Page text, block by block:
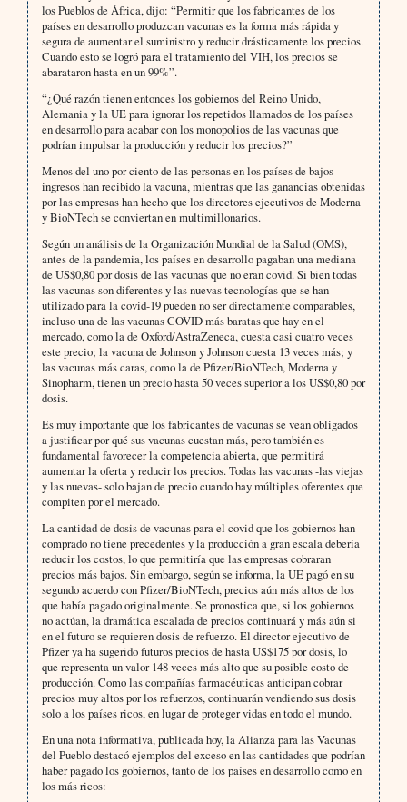
los Pueblos de África, dijo: “Permitir que los fabricantes de los
países en desarrollo produzcan vacunas es la forma más rápida y
segura de aumentar el suministro y reducir drásticamente los precios.
Cuando esto se logró para el tratamiento del VIH, los precios se
abarataron hasta en un 99%”.
“¿Qué razón tienen entonces los gobiernos del Reino Unido,
Alemania y la UE para ignorar los repetidos llamados de los países
en desarrollo para acabar con los monopolios de las vacunas que
podrían impulsar la producción y reducir los precios?”
Menos del uno por ciento de las personas en los países de bajos
ingresos han recibido la vacuna, mientras que las ganancias obtenidas
por las empresas han hecho que los directores ejecutivos de Moderna
y BioNTech se conviertan en multimillonarios.
Según un análisis de la Organización Mundial de la Salud (OMS),
antes de la pandemia, los países en desarrollo pagaban una mediana
de US$0,80 por dosis de las vacunas que no eran covid. Si bien todas
las vacunas son diferentes y las nuevas tecnologías que se han
utilizado para la covid-19 pueden no ser directamente comparables,
incluso una de las vacunas COVID más baratas que hay en el
mercado, como la de Oxford/AstraZeneca, cuesta casi cuatro veces
este precio; la vacuna de Johnson y Johnson cuesta 13 veces más; y
las vacunas más caras, como la de Pfizer/BioNTech, Moderna y
Sinopharm, tienen un precio hasta 50 veces superior a los US$0,80 por
dosis.
Es muy importante que los fabricantes de vacunas se vean obligados
a justificar por qué sus vacunas cuestan más, pero también es
fundamental favorecer la competencia abierta, que permitirá
aumentar la oferta y reducir los precios. Todas las vacunas -las viejas
y las nuevas- solo bajan de precio cuando hay múltiples oferentes que
compiten por el mercado.
La cantidad de dosis de vacunas para el covid que los gobiernos han
comprado no tiene precedentes y la producción a gran escala debería
reducir los costos, lo que permitiría que las empresas cobraran
precios más bajos. Sin embargo, según se informa, la UE pagó en su
segundo acuerdo con Pfizer/BioNTech, precios aún más altos de los
que había pagado originalmente. Se pronostica que, si los gobiernos
no actúan, la dramática escalada de precios continuará y más aún si
en el futuro se requieren dosis de refuerzo. El director ejecutivo de
Pfizer ya ha sugerido futuros precios de hasta US$175 por dosis, lo
que representa un valor 148 veces más alto que su posible costo de
producción. Como las compañías farmacéuticas anticipan cobrar
precios muy altos por los refuerzos, continuarán vendiendo sus dosis
solo a los países ricos, en lugar de proteger vidas en todo el mundo.
En una nota informativa, publicada hoy, la Alianza para las Vacunas
del Pueblo destacó ejemplos del exceso en las cantidades que podrían
haber pagado los gobiernos, tanto de los países en desarrollo como en
los más ricos: